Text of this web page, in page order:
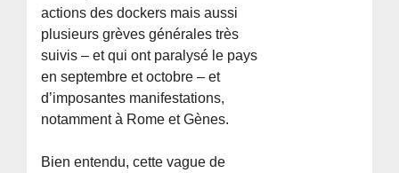
actions des dockers mais aussi
plusieurs grèves générales très
suivis – et qui ont paralysé le pays
en septembre et octobre – et
d’imposantes manifestations,
notamment à Rome et Gènes.
Bien entendu, cette vague de